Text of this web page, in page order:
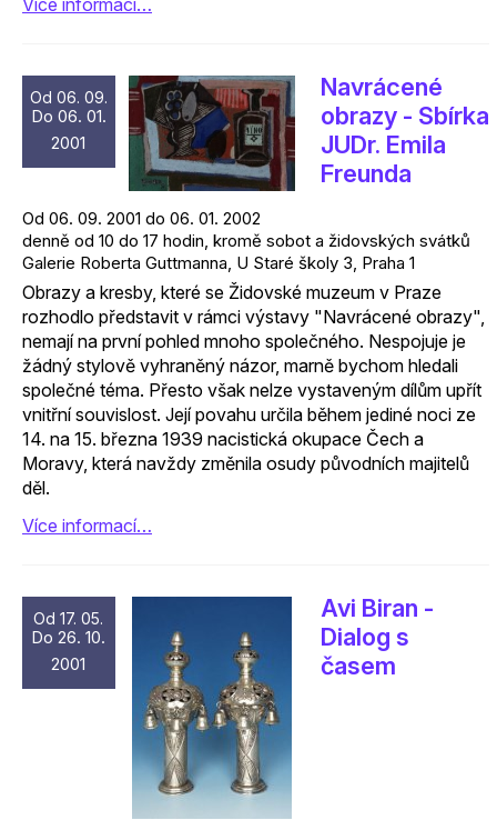
Více informací…
Od 06. 09.
Do 06. 01.
2001
Navrácené
obrazy - Sbírka
JUDr. Emila
Freunda
Od 06. 09. 2001 do 06. 01. 2002
denně od 10 do 17 hodin, kromě sobot a židovských svátků
Galerie Roberta Guttmanna, U Staré školy 3, Praha 1
Obrazy a kresby, které se Židovské muzeum v Praze
rozhodlo představit v rámci výstavy "Navrácené obrazy",
nemají na první pohled mnoho společného. Nespojuje je
žádný stylově vyhraněný názor, marně bychom hledali
společné téma. Přesto však nelze vystaveným dílům upřít
vnitřní souvislost. Její povahu určila během jediné noci ze
14. na 15. března 1939 nacistická okupace Čech a
Moravy, která navždy změnila osudy původních majitelů
děl.
Více informací…
Od 17. 05.
Do 26. 10.
2001
Avi Biran -
Dialog s
časem